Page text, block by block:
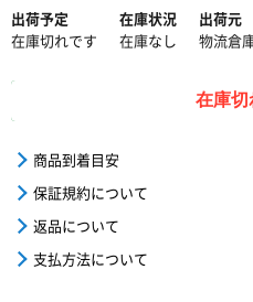
出荷予定
在庫切れです
在庫状況
在庫なし
出荷元
物流倉
在庫切
商品到着目安
保証規約について
返品について
支払方法について